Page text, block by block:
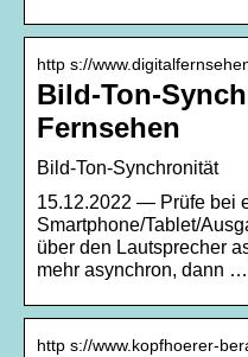
http s://
Bild-Ton-
Fernsehen
Bild-Ton-Synchronität
15.12.2022 — Prüfe bei
Smartphone/Tablet/
über den Lautsprecher
mehr asynchron, dann …
http s://www.kopfhoerer-